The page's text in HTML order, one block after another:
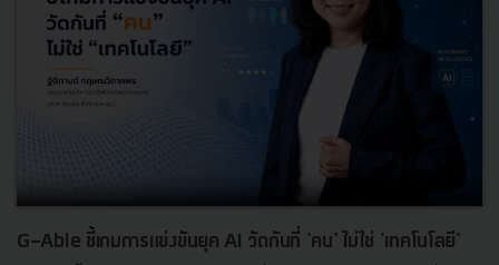
G-Able ชี้เกมการแข่งขันยุค AI วัดกันที่ 'คน' ไม่ใช่ 'เทคโนโลยี'